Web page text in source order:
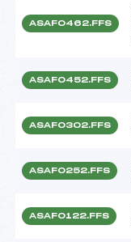
ASAF0462.FFS
ASAF0452.FFS
ASAF0302.FFS
ASAF0252.FFS
ASAF0122.FFS